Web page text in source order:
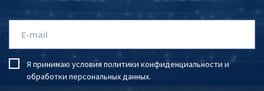
Я принимаю условия политики конфиденциальности и
обработки персональных данных.